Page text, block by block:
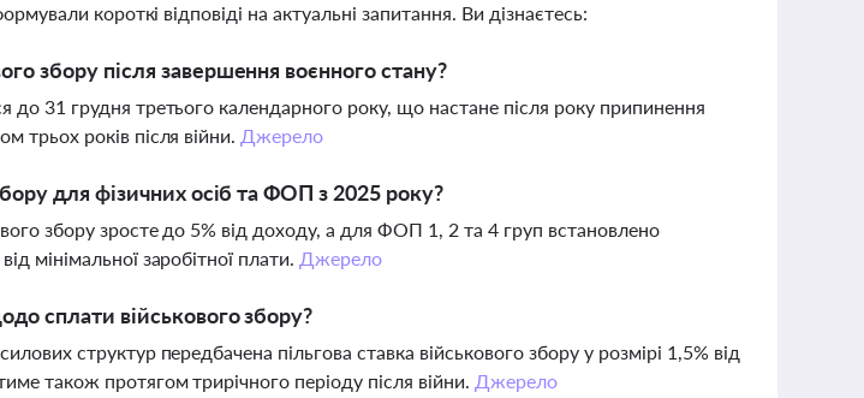
короткі відповіді на актуальні запитання. Ви дізнаєтесь:
збору після завершення воєнного стану?
до 31 грудня третього календарного року, що настане після року припинення
трьох років після війни. Джерело
для фізичних осіб та ФОП з 2025 року?
збору зросте до 5% від доходу, а для ФОП 1, 2 та 4 груп встановлено
мінімальної заробітної плати. Джерело
сплати військового збору?
структур передбачена пільгова ставка військового збору у розмірі 1,5% від
також протягом трирічного періоду після війни. Джерело